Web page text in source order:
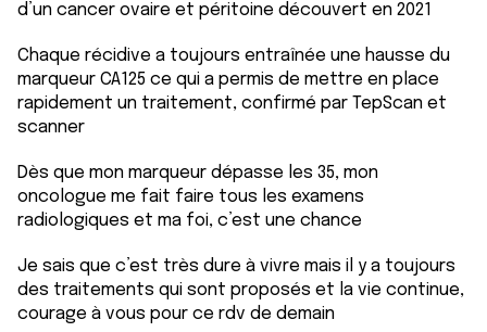
d’un cancer ovaire et péritoine découvert en 2021
Chaque récidive a toujours entraînée une hausse du
marqueur CA125 ce qui a permis de mettre en place
rapidement un traitement, confirmé par TepScan et
scanner
Dès que mon marqueur dépasse les 35, mon
oncologue me fait faire tous les examens
radiologiques et ma foi, c’est une chance
Je sais que c’est très dure à vivre mais il y a toujours
des traitements qui sont proposés et la vie continue,
courage à vous pour ce rdv de demain